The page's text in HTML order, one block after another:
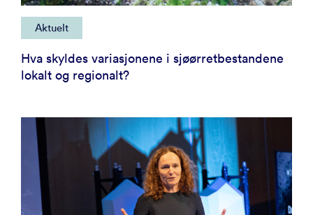
Aktuelt
Hva skyldes variasjonene i sjøørretbestandene
lokalt og regionalt?